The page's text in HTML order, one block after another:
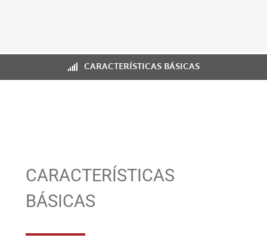
CARACTERÍSTICAS BÁSICAS
CARACTERÍSTICAS
BÁSICAS